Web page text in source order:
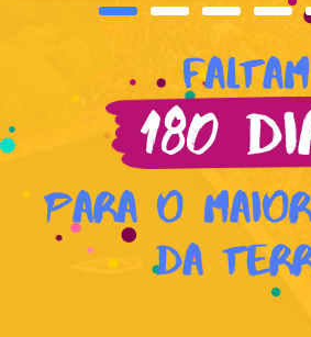
Faltam
180
Para o
da